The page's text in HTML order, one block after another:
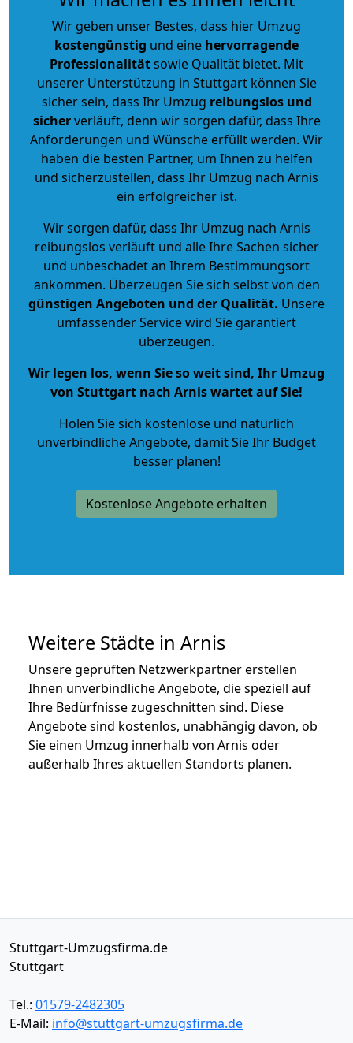
Wir geben unser Bestes, dass hier Umzug
kostengünstig und eine hervorragende
Professionalitätsowie Qualität bietet. Mit
unserer Unterstützung in Stuttgart können Sie
sicher sein, dass Ihr Umzug reibungslos und
sicherverläuft, denn wir sorgen dafür, dass Ihre
Anforderungen und Wünsche erfüllt werden. Wir
haben die besten Partner, um Ihnen zu helfen
und sicherzustellen, dass Ihr Umzug nach Arnis
ein erfolgreicher ist.
Wir sorgen dafür, dass Ihr Umzug nach Arnis
reibungslos verläuft und alle Ihre Sachen sicher
und unbeschadet an Ihrem Bestimmungsort
ankommen. Überzeugen Sie sich selbst von den
günstigen Angeboten und der Qualität. Unsere
umfassender Service wird Sie garantiert
überzeugen.
Wir legen los, wenn Sie so weit sind, Ihr Umzug
von Stuttgart nach Arnis wartet auf Sie!
Holen Sie sich kostenlose und natürlich
unverbindliche Angebote, damit Sie Ihr Budget
besser planen!
Kostenlose Angebote erhalten
Weitere Städte in Arnis
Unsere geprüften Netzwerkpartner erstellen
Ihnen unverbindliche Angebote, die speziell auf
Ihre Bedürfnisse zugeschnitten sind. Diese
Angebote sind kostenlos, unabhängig davon, ob
Sie einen Umzug innerhalb von Arnis oder
außerhalb Ihres aktuellen Standorts planen.
Stuttgart-Umzugsfirma.de
Stuttgart
Tel.: 01579-2482305
E-Mail: info@stuttgart-umzugsfirma.de